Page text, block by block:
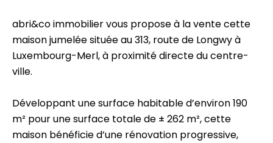
abri&co immobilier vous propose à la vente cette
maison jumelée située au 313, route de Longwy à
Luxembourg-Merl, à proximité directe du centre-
ville.
Développant une surface habitable d’environ 190
m² pour une surface totale de ± 262 m², cette
maison bénéficie d’une rénovation progressive,